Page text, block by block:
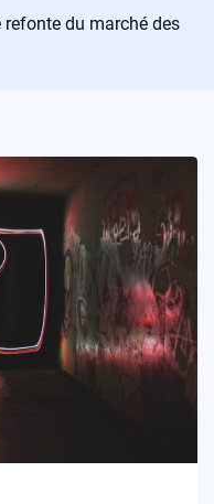
refonte du marché des